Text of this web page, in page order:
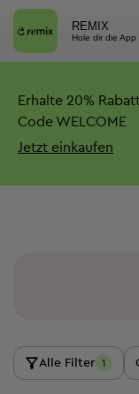
REMIX
Hole dir die App
Erhalte 20%
Code WELCOME
Jetzt einkaufen
Alle Filter 1